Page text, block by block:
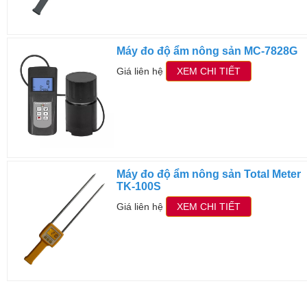
Máy đo độ ẩm nông sản MC-7828G
Giá liên hệ XEM CHI TIẾT
Máy đo độ ẩm nông sản Total Meter
TK-100S
Giá liên hệ XEM CHI TIẾT